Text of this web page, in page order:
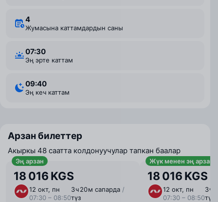
4
Жумасына каттамдардын саны
07:30
Эң эрте каттам
09:40
Эң кеч каттам
Арзан билеттер
Акыркы 48 саатта колдонуучулар тапкан баалар
Эң арзан
18 016 KGS
12 окт, пн
07:30 – 08:50
3 ⁠ч 20 ⁠м сапарда /
түз
Жүк менен эң арзан
18 016 KGS
12 окт, пн
07:30 – 08:50
3 ⁠ч
түз